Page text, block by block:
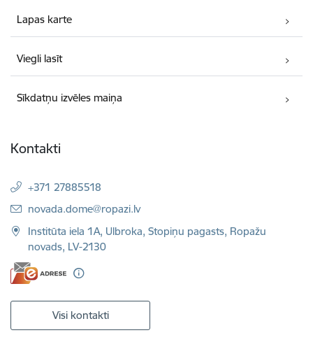
Lapas karte
Viegli lasīt
Sīkdatņu izvēles maiņa
Kontakti
+371 27885518
E-pasts:
novada.dome@ropazi.lv
Institūta iela 1A, Ulbroka, Stopiņu pagasts, Ropažu
novads, LV-2130
Visi kontakti